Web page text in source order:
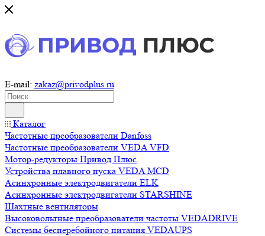
E-mail: zakaz@privodplus.ru
Каталог
Частотные преобразователи Danfoss
Частотные преобразователи VEDA VFD
Мотор-редукторы Привод Плюс
Устройства плавного пуска VEDA MCD
Асинхронные электродвигатели ELK
Асинхронные электродвигатели STARSHINE
Шахтные вентиляторы
Высоковольтные преобразователи частоты VEDADRIVE
Системы бесперебойного питания VEDAUPS